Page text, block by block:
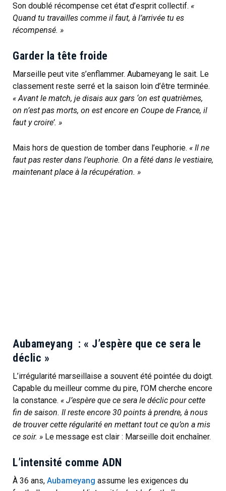
Son doublé récompense cet état d’esprit collectif. «
Quand tu travailles comme il faut, à l’arrivée tu es
récompensé. »
Garder la tête froide
Marseille peut vite s’enflammer. Aubameyang le sait. Le
classement reste serré et la saison loin d’être terminée.
« Avant le match, je disais aux gars ‘on est quatrièmes,
on n’est pas morts, on est encore en Coupe de France, il
faut y croire’. »
Mais hors de question de tomber dans l’euphorie. « Il ne
faut pas rester dans l’euphorie. On a fêté dans le vestiaire,
maintenant place à la récupération. »
Aubameyang : « J’espère que ce sera le
déclic »
L’irrégularité marseillaise a souvent été pointée du doigt.
Capable du meilleur comme du pire, l’OM cherche encore
la constance. « J’espère que ce sera le déclic pour cette
fin de saison. Il reste encore 30 points à prendre, à nous
de trouver cette régularité en mettant tout ce qu’on a mis
ce soir. » Le message est clair : Marseille doit enchaîner.
L’intensité comme ADN
À 36 ans, Aubameyang assume les exigences du